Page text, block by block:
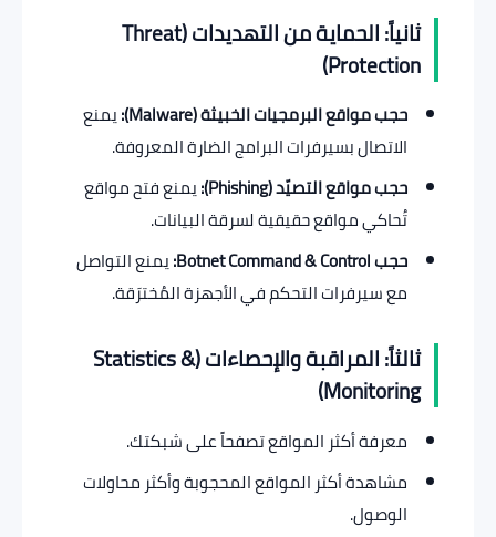
ثانياً: الحماية من التهديدات (Threat
Protection)
حجب مواقع البرمجيات الخبيثة (Malware):
يمنع
الاتصال بسيرفرات البرامج الضارة المعروفة.
حجب مواقع التصيّد (Phishing):
يمنع فتح مواقع
تُحاكي مواقع حقيقية لسرقة البيانات.
حجب Botnet Command & Control:
يمنع التواصل
مع سيرفرات التحكم في الأجهزة المُخترَقة.
ثالثاً: المراقبة والإحصاءات (Statistics &
Monitoring)
معرفة أكثر المواقع تصفحاً على شبكتك.
مشاهدة أكثر المواقع المحجوبة وأكثر محاولات
الوصول.